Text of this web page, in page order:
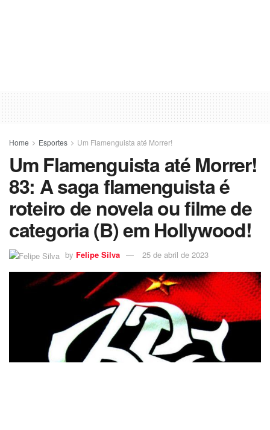
Home Esportes Um Flamenguista até Morrer!
Um Flamenguista até Morrer!
83: A saga flamenguista é
roteiro de novela ou filme de
categoria (B) em Hollywood!
by Felipe Silva 25 de abril de 2023